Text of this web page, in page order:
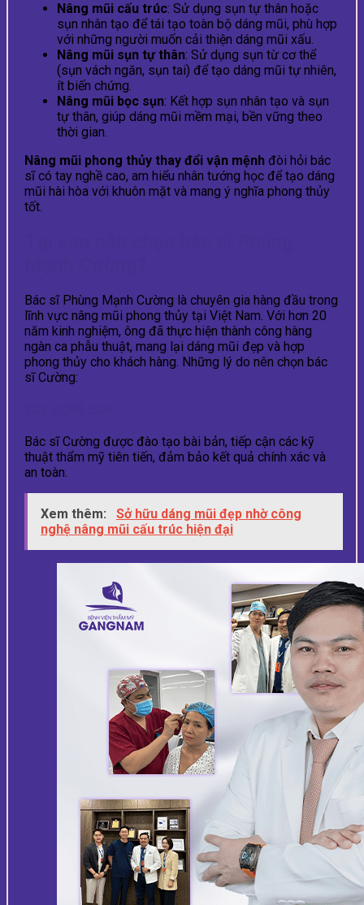
Nâng mũi cấu trúc: Sử dụng sụn tự thân hoặc
sụn nhân tạo để tái tạo toàn bộ dáng mũi, phù hợp
với những người muốn cải thiện dáng mũi xấu.
Nâng mũi sụn tự thân: Sử dụng sụn từ cơ thể
(sụn vách ngăn, sụn tai) để tạo dáng mũi tự nhiên,
ít biến chứng.
Nâng mũi bọc sụn: Kết hợp sụn nhân tạo và sụn
tự thân, giúp dáng mũi mềm mại, bền vững theo
thời gian.
Nâng mũi phong thủy thay đổi vận mệnh đòi hỏi bác
sĩ có tay nghề cao, am hiểu nhân tướng học để tạo dáng
mũi hài hòa với khuôn mặt và mang ý nghĩa phong thủy
tốt.
Bác sĩ Phùng Mạnh Cường là chuyên gia hàng đầu trong
lĩnh vực nâng mũi phong thủy tại Việt Nam. Với hơn 20
năm kinh nghiệm, ông đã thực hiện thành công hàng
ngàn ca phẫu thuật, mang lại dáng mũi đẹp và hợp
phong thủy cho khách hàng. Những lý do nên chọn bác
sĩ Cường:
Bác sĩ Cường được đào tạo bài bản, tiếp cận các kỹ
thuật thẩm mỹ tiên tiến, đảm bảo kết quả chính xác và
an toàn.
Xem thêm:
Sở hữu dáng mũi đẹp nhờ công
nghệ nâng mũi cấu trúc hiện đại